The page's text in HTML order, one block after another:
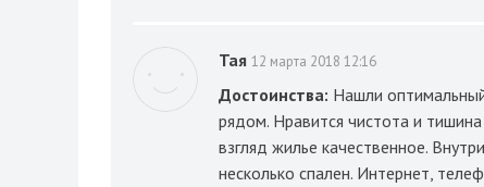
Тая 12 марта 2018 12:16
Достоинства: Нашли
рядом. Нравится чистота и
взгляд жилье качественное.
несколько спален. Интернет,